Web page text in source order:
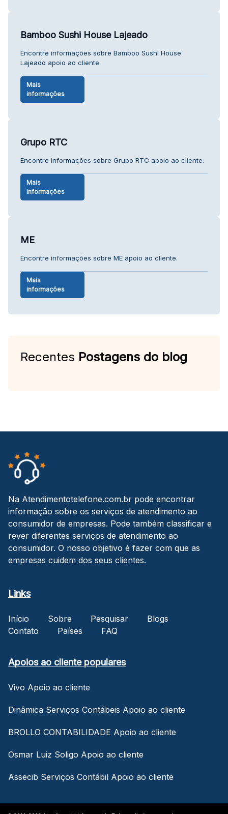
Bamboo Sushi House Lajeado
Encontre informações sobre Bamboo Sushi House
Lajeado apoio ao cliente.
Mais
informações
Grupo RTC
Encontre informações sobre Grupo RTC apoio ao cliente.
Mais
informações
ME
Encontre informações sobre ME apoio ao cliente.
Mais
informações
Recentes Postagens do blog
Na Atendimentotelefone.com.br pode encontrar
informação sobre os serviços de atendimento ao
consumidor de empresas. Pode também classificar e
rever diferentes serviços de atendimento ao
consumidor. O nosso objetivo é fazer com que as
empresas cuidem dos seus clientes.
Links
Início Sobre Pesquisar
Blogs
Contato
Países FAQ
Apoios ao cliente populares
Vivo Apoio ao cliente
Dinâmica Serviços Contábeis Apoio ao cliente
BROLLO CONTABILIDADE Apoio ao cliente
Osmar Luiz Soligo Apoio ao cliente
Assecib Serviços Contábil Apoio ao cliente